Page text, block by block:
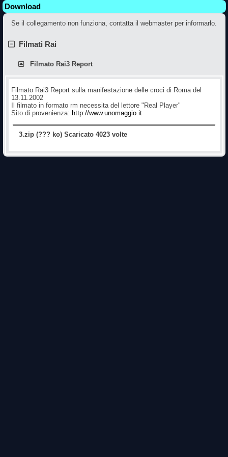
Download
Se il collegamento non funziona, contatta il webmaster per informarlo.
Filmati Rai
Filmato Rai3 Report
Filmato Rai3 Report sulla manifestazione delle croci di Roma del
13.11.2002
Il filmato in formato rm necessita del lettore "Real Player"
Sito di provenienza: http://www.unomaggio.it
3.zip (??? ko) Scaricato 4023 volte